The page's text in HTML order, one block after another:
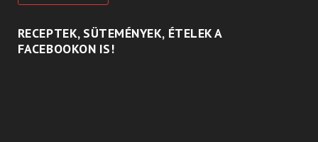
RECEPTEK, SÜTEMÉNYEK, ÉTELEK A
FACEBOOKON IS!